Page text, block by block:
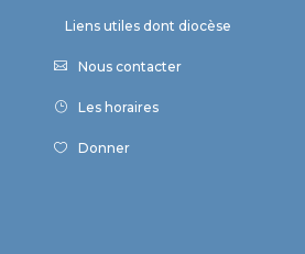
Liens utiles dont diocèse
Nous contacter
Les horaires
Donner